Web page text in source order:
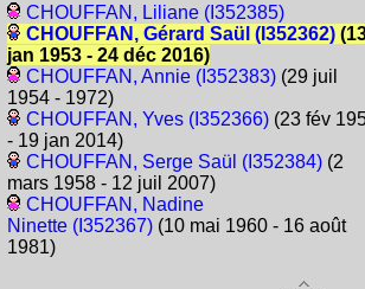
CHOUFFAN, Liliane (I352385)
CHOUFFAN, Gérard Saül (I352362)
jan 1953 - 24 déc 2016)
CHOUFFAN, Annie (I352383)(29 juil
1954 - 1972)
CHOUFFAN, Yves (I352366)(23 fév
- 19 jan 2014)
CHOUFFAN, Serge Saül (I352384)(2
mars 1958 - 12 juil 2007)
CHOUFFAN, Nadine
Ninette (I352367)(10 mai 1960 - 16 août
1981)